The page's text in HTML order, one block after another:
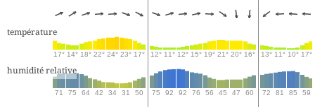
température
17° 14° 18° 22° 24° 23° 17° 12° 11° 12° 15° 19° 21° 20° 16° 13° 11° 10° 17°
humidité relative
71 75 64 42 34 31 50 75 92 92 76 56 45 47 60 72 81 85 59